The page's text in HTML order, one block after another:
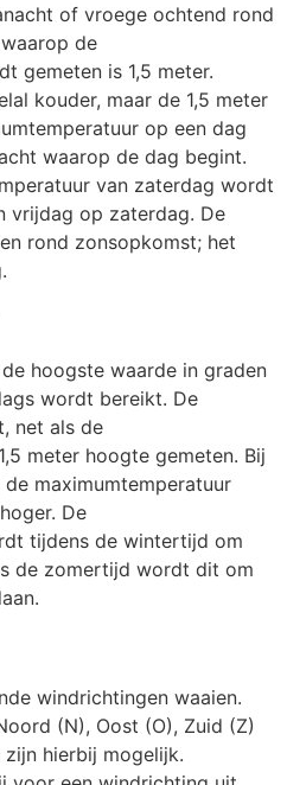
of vroege ochtend rond
de
gemeten is 1,5 meter.
kouder, maar de 1,5 meter
op een dag
waarop de dag begint.
van zaterdag wordt
vrijdag op zaterdag. De
rond zonsopkomst; het
hoogste waarde in graden
wordt bereikt. De
net als de
meter hoogte gemeten. Bij
maximumtemperatuur
De
tijdens de wintertijd om
de zomertijd wordt dit om
windrichtingen waaien.
(N), Oost (O), Zuid (Z)
zijn hierbij mogelijk.